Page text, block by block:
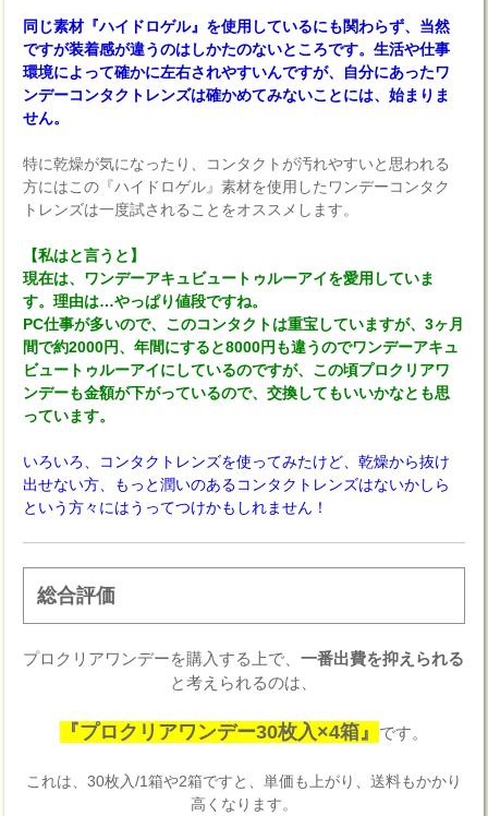
同じ素材『ハイドロゲル』を使用しているにも関わらず、当然
ですが装着感が違うのはしかたのないところです。生活や仕事
環境によって確かに左右されやすいんですが、自分にあったワ
ンデーコンタクトレンズは確かめてみないことには、始まりま
せん。
特に乾燥が気になったり、コンタクトが汚れやすいと思われる
方にはこの『ハイドロゲル』素材を使用したワンデーコンタク
トレンズは一度試されることをオススメします。
【私はと言うと】
現在は、ワンデーアキュビュートゥルーアイを愛用していま
す。理由は…やっぱり値段ですね。
PC仕事が多いので、このコンタクトは重宝していますが、3ヶ月
間で約2000円、年間にすると8000円も違うのでワンデーアキュ
ビュートゥルーアイにしているのですが、この頃プロクリアワ
ンデーも金額が下がっているので、交換してもいいかなとも思
っています。
いろいろ、コンタクトレンズを使ってみたけど、乾燥から抜け
出せない方、もっと潤いのあるコンタクトレンズはないかしら
という方々にはうってつけかもしれません！
総合評価
プロクリアワンデーを購入する上で、一番出費を抑えられる
と考えられるのは、
『プロクリアワンデー30枚入×4箱』 です。
これは、30枚入/1箱や2箱ですと、単価も上がり、送料もかかり
高くなります。